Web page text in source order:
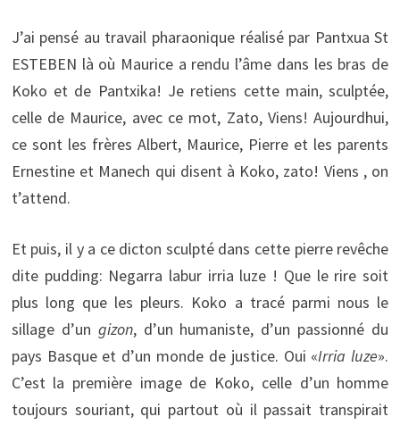
J’ai pensé au travail pharaonique réalisé par Pantxua St
ESTEBEN là où Maurice a rendu l’âme dans les bras de
Koko et de Pantxika! Je retiens cette main, sculptée,
celle de Maurice, avec ce mot, Zato, Viens! Aujourdhui,
ce sont les frères Albert, Maurice, Pierre et les parents
Ernestine et Manech qui disent à Koko, zato! Viens , on
t’attend.
Et puis, il y a ce dicton sculpté dans cette pierre revêche
dite pudding: Negarra labur irria luze ! Que le rire soit
plus long que les pleurs. Koko a tracé parmi nous le
sillage d’un gizon, d’un humaniste, d’un passionné du
pays Basque et d’un monde de justice. Oui «Irria luze».
C’est la première image de Koko, celle d’un homme
toujours souriant, qui partout où il passait transpirait